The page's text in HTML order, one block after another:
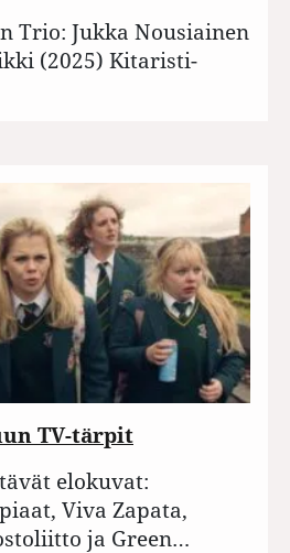
Trio: Jukka Nousiainen
(2025) Kitaristi-
TV-tärpit
elokuvat:
Viva Zapata,
ja Green…